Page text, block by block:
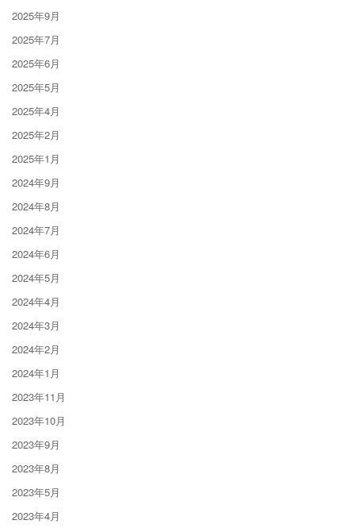
2025年9月
2025年7月
2025年6月
2025年5月
2025年4月
2025年2月
2025年1月
2024年9月
2024年8月
2024年7月
2024年6月
2024年5月
2024年4月
2024年3月
2024年2月
2024年1月
2023年11月
2023年10月
2023年9月
2023年8月
2023年5月
2023年4月